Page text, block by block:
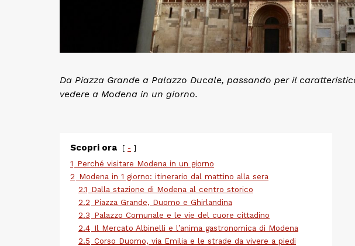
Da Piazza Grande a Palazzo Ducale, passando per il
vedere a Modena in un giorno.
Scopri ora -
1 Perché visitare Modena in un giorno
2 Modena in 1 giorno: itinerario dal mattino alla sera
2.1 Dalla stazione di Modena al centro storico
2.2 Piazza Grande, Duomo e Ghirlandina
2.3 Palazzo Comunale e le vie del cuore cittadino
2.4 Il Mercato Albinelli e l’anima gastronomica di Modena
2.5 Corso Duomo, via Emilia e le strade da vivere a piedi